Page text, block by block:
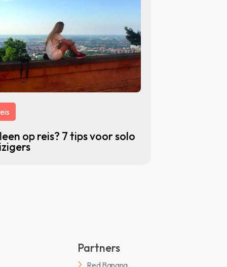
op reis? 7 tips voor solo
Partners
Red Banana